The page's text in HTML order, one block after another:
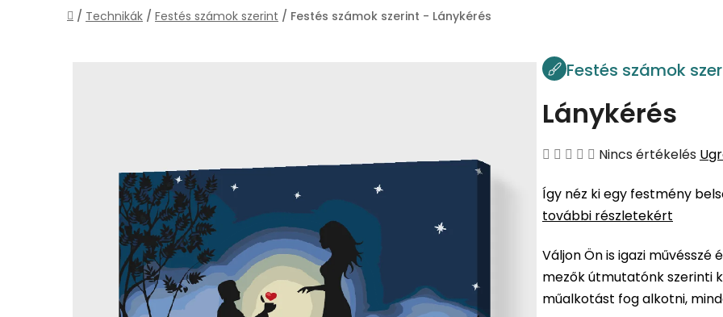
Kezdőlap
/ Technikák / Festés számok szerint / Festés számok szerint - Lánykérés
Festés számok
Lánykérés
A
átlagos
értékelése
ből
0,0
csillag.
Nincs értékelés
Így néz ki egy festmény
további részletekért
Váljon Ön is igazi
mezők útmutatónk szerinti
műalkotást fog alkotni,